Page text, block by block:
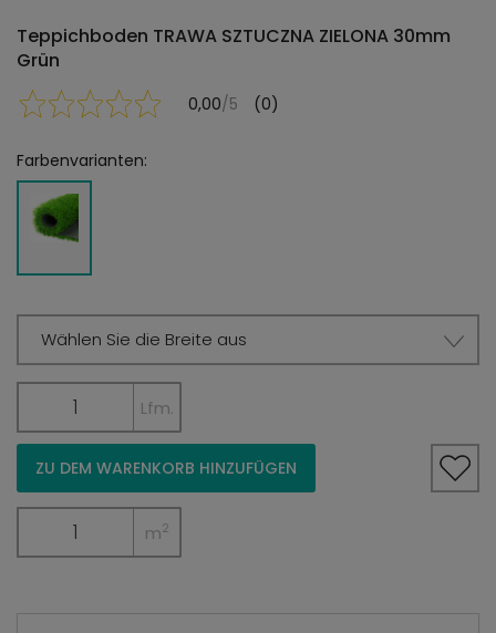
Teppichboden TRAWA SZTUCZNA ZIELONA 30mm
Grün
0,00/5 (0)
Farbenvarianten:
Wählen Sie die Breite aus
Lfm.
ZU DEM WARENKORB HINZUFÜGEN
m2